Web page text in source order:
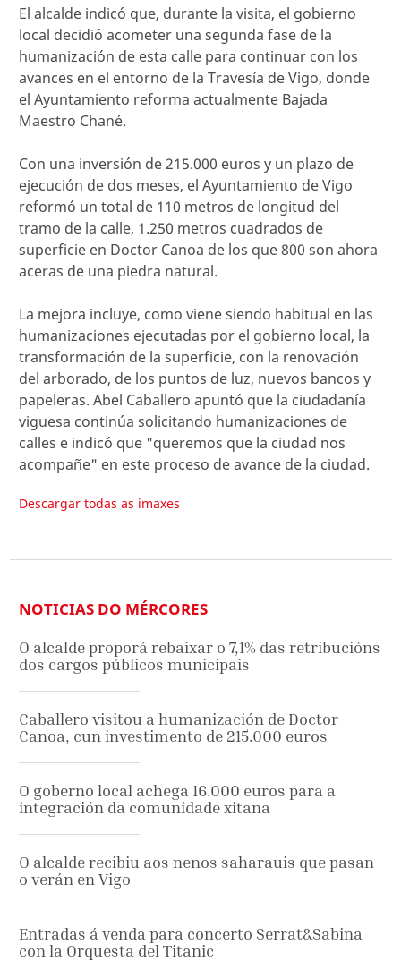
El alcalde indicó que, durante la visita, el gobierno
local decidió acometer una segunda fase de la
humanización de esta calle para continuar con los
avances en el entorno de la Travesía de Vigo, donde
el Ayuntamiento reforma actualmente Bajada
Maestro Chané.
Con una inversión de 215.000 euros y un plazo de
ejecución de dos meses, el Ayuntamiento de Vigo
reformó un total de 110 metros de longitud del
tramo de la calle, 1.250 metros cuadrados de
superficie en Doctor Canoa de los que 800 son ahora
aceras de una piedra natural.
La mejora incluye, como viene siendo habitual en las
humanizaciones ejecutadas por el gobierno local, la
transformación de la superficie, con la renovación
del arborado, de los puntos de luz, nuevos bancos y
papeleras. Abel Caballero apuntó que la ciudadanía
viguesa continúa solicitando humanizaciones de
calles e indicó que "queremos que la ciudad nos
acompañe" en este proceso de avance de la ciudad.
Descargar todas as imaxes
NOTICIAS DO MÉRCORES
O alcalde proporá rebaixar o 7,1% das retribucións
dos cargos públicos municipais
Caballero visitou a humanización de Doctor
Canoa, cun investimento de 215.000 euros
O goberno local achega 16.000 euros para a
integración da comunidade xitana
O alcalde recibiu aos nenos saharauis que pasan
o verán en Vigo
Entradas á venda para concerto Serrat&Sabina
con la Orquesta del Titanic